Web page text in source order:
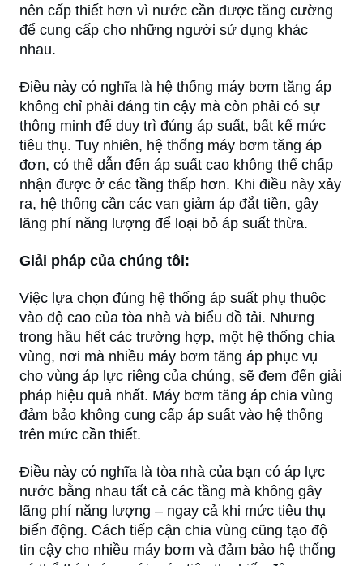
nên cấp thiết hơn vì nước cần được tăng cường
để cung cấp cho những người sử dụng khác
nhau.
Điều này có nghĩa là hệ thống máy bơm tăng áp
không chỉ phải đáng tin cậy mà còn phải có sự
thông minh để duy trì đúng áp suất, bất kể mức
tiêu thụ. Tuy nhiên, hệ thống máy bơm tăng áp
đơn, có thể dẫn đến áp suất cao không thể chấp
nhận được ở các tầng thấp hơn. Khi điều này xảy
ra, hệ thống cần các van giảm áp đắt tiền, gây
lãng phí năng lượng để loại bỏ áp suất thừa.
Giải pháp của chúng tôi:
Việc lựa chọn đúng hệ thống áp suất phụ thuộc
vào độ cao của tòa nhà và biểu đồ tải. Nhưng
trong hầu hết các trường hợp, một hệ thống chia
vùng, nơi mà nhiều máy bơm tăng áp phục vụ
cho vùng áp lực riêng của chúng, sẽ đem đến giải
pháp hiệu quả nhất. Máy bơm tăng áp chia vùng
đảm bảo không cung cấp áp suất vào hệ thống
trên mức cần thiết.
Điều này có nghĩa là tòa nhà của bạn có áp lực
nước bằng nhau tất cả các tầng mà không gây
lãng phí năng lượng – ngay cả khi mức tiêu thụ
biến động. Cách tiếp cận chia vùng cũng tạo độ
tin cậy cho nhiều máy bơm và đảm bảo hệ thống